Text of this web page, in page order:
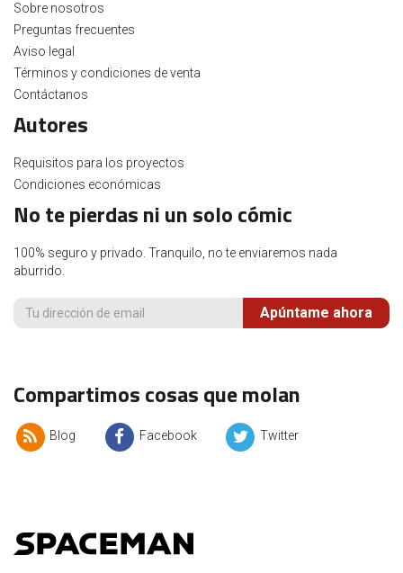
Sobre nosotros
Preguntas frecuentes
Aviso legal
Términos y condiciones de venta
Contáctanos
Autores
Requisitos para los proyectos
Condiciones económicas
No te pierdas ni un solo cómic
100% seguro y privado. Tranquilo, no te enviaremos nada
aburrido.
Apúntame ahora
Compartimos cosas que molan
Blog Facebook Twitter